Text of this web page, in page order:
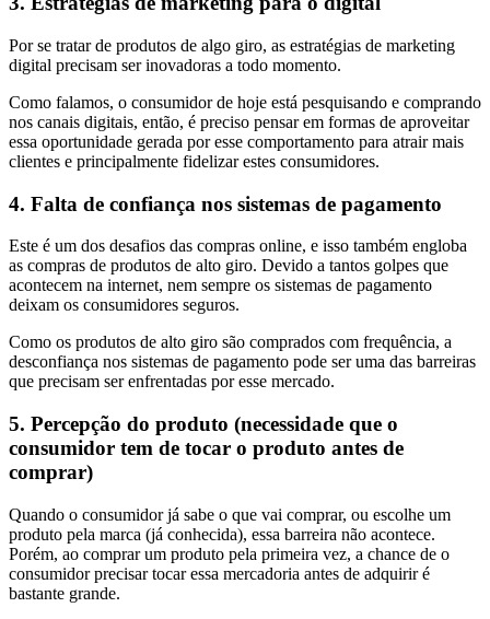
Por se tratar de produtos de algo giro, as estratégias de marketing
digital precisam ser inovadoras a todo momento.
Como falamos, o consumidor de hoje está pesquisando e comprando
nos canais digitais, então, é preciso pensar em formas de aproveitar
essa oportunidade gerada por esse comportamento para atrair mais
clientes e principalmente fidelizar estes consumidores.
4. Falta de confiança nos sistemas de pagamento
Este é um dos desafios das compras online, e isso também engloba
as compras de produtos de alto giro. Devido a tantos golpes que
acontecem na internet, nem sempre os sistemas de pagamento
deixam os consumidores seguros.
Como os produtos de alto giro são comprados com frequência, a
desconfiança nos sistemas de pagamento pode ser uma das barreiras
que precisam ser enfrentadas por esse mercado.
5. Percepção do produto (necessidade que o
consumidor tem de tocar o produto antes de
comprar)
Quando o consumidor já sabe o que vai comprar, ou escolhe um
produto pela marca (já conhecida), essa barreira não acontece.
Porém, ao comprar um produto pela primeira vez, a chance de o
consumidor precisar tocar essa mercadoria antes de adquirir é
bastante grande.